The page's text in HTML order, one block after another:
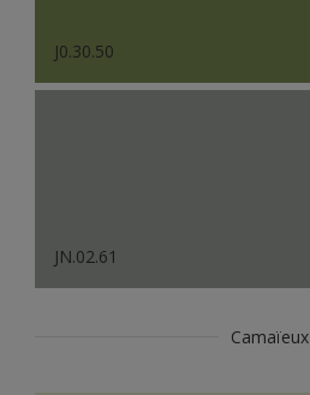
J0.30.50
JN.02.61
Camaïeux